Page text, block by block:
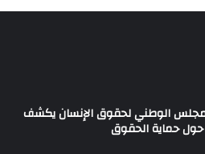
الوطني لحقوق الإنسان يكشف
حول حماية الحقوق